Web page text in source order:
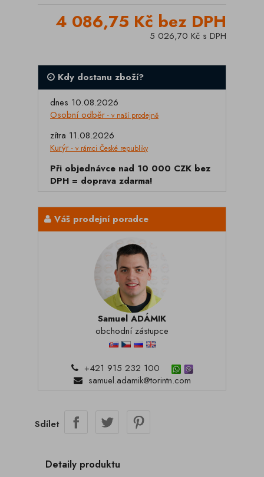
4 086,75 Kč bez DPH
5 026,70 Kč s DPH
Kdy dostanu zboží?
dnes 10.08.2026
Osobní odběr - v naší prodejně
zítra 11.08.2026
Kurýr - v rámci České republiky
Při objednávce nad 10 000 CZK bez
DPH = doprava zdarma!
Váš prodejní poradce
Samuel ADÁMIK
obchodní zástupce
+421 915 232 100
samuel.adamik@torintn.com
Sdílet
Detaily produktu